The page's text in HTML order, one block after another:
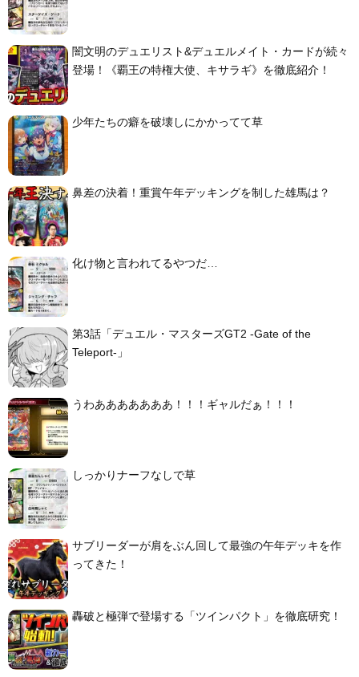
闇文明のデュエリスト&デュエルメイト・カードが続々
登場！《覇王の特権大使、キサラギ》を徹底紹介！
少年たちの癖を破壊しにかかってて草
鼻差の決着！重賞午年デッキングを制した雄馬は？
化け物と言われてるやつだ…
第3話「デュエル・マスターズGT2 -Gate of the
Teleport-」
うわあああああああ！！！ギャルだぁ！！！
しっかりナーフなしで草
サブリーダーが肩をぶん回して最強の午年デッキを作
ってきた！
轟破と極弾で登場する「ツインパクト」を徹底研究！